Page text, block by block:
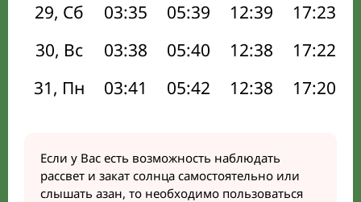
29, Сб
03:35 05:39 12:39 17:23
30, Вс
03:38 05:40 12:38 17:22
31, Пн
03:41 05:42 12:38 17:20
Если у Вас есть возможность наблюдать
рассвет и закат солнца самостоятельно или
слышать азан, то необходимо пользоваться